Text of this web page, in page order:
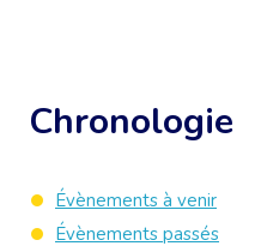
Chronologie
Évènements à venir
Évènements passés